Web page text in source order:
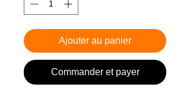
Ajouter au panier
Commander et payer